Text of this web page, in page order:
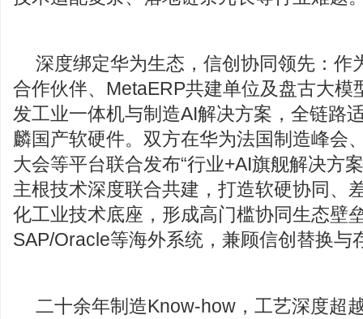
深度绑定华为生态，信创协同领先：作
合作伙伴、MetaERP共建单位及盘古大模
发工业一体机与制造AI解决方案，全链路
麟国产软硬件。双方在华为法国制造峰会
大会等平台联合发布“行业+AI旗舰解决方
主根技术深度联合共建，打造软硬协同、
化工业技术底座，形成高门槛协同生态壁
SAP/Oracle等海外系统，兼顾信创替换与
二十余年制造Know-how，工艺深度超